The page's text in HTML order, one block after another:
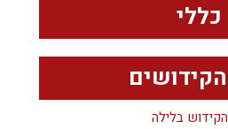
כללי
בלילה